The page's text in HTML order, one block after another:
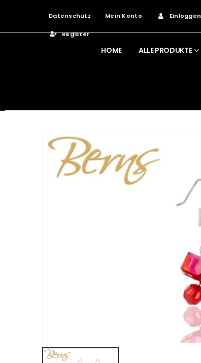
Datenschutz Mein Konto Einloggen
Register
HOME ALLE PRODUKTE